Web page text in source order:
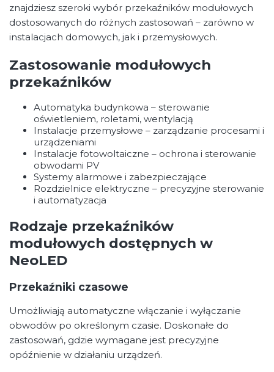
znajdziesz szeroki wybór przekaźników modułowych
dostosowanych do różnych zastosowań – zarówno w
instalacjach domowych, jak i przemysłowych.
Zastosowanie modułowych
przekaźników
Automatyka budynkowa – sterowanie
oświetleniem, roletami, wentylacją
Instalacje przemysłowe – zarządzanie procesami i
urządzeniami
Instalacje fotowoltaiczne – ochrona i sterowanie
obwodami PV
Systemy alarmowe i zabezpieczające
Rozdzielnice elektryczne – precyzyjne sterowanie
i automatyzacja
Rodzaje przekaźników
modułowych dostępnych w
NeoLED
Przekaźniki czasowe
Umożliwiają automatyczne włączanie i wyłączanie
obwodów po określonym czasie. Doskonałe do
zastosowań, gdzie wymagane jest precyzyjne
opóźnienie w działaniu urządzeń.